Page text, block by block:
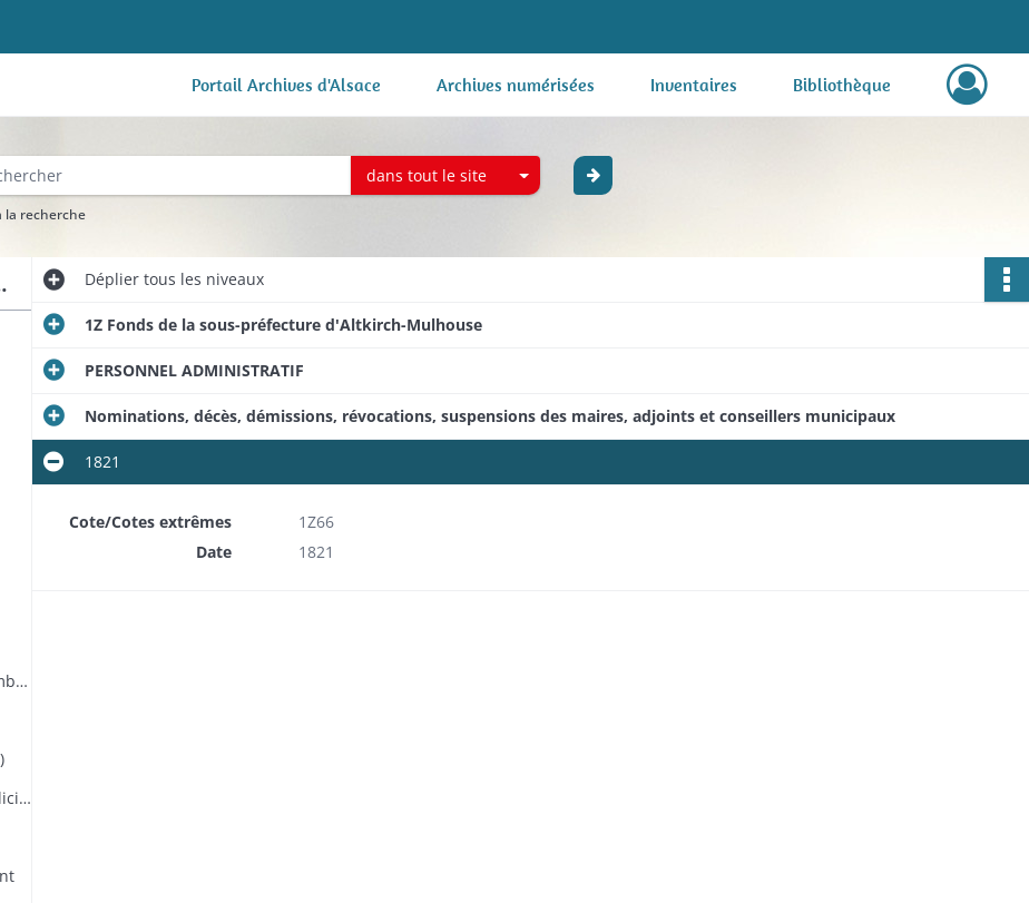
Portail Archives d'Alsace Archives numérisées Inventaires Bibliothèque
dans tout le site
la recherche
Mulhouse
Adhésion des fonctionnaires au coup d'État du 2 décembre 1851
Annonce de concours, enquêtes sur des personnes sollicitant un poste dans l'administration
Dépliertous les niveaux
1Z Fonds de la sous-préfecture d'Altkirch-Mulhouse
PERSONNEL ADMINISTRATIF
Nominations, décès, démissions, révocations, suspensions des maires, adjoints et conseillers municipaux
1821
Cote/Cotes extrêmes
1Z66
Date
1821